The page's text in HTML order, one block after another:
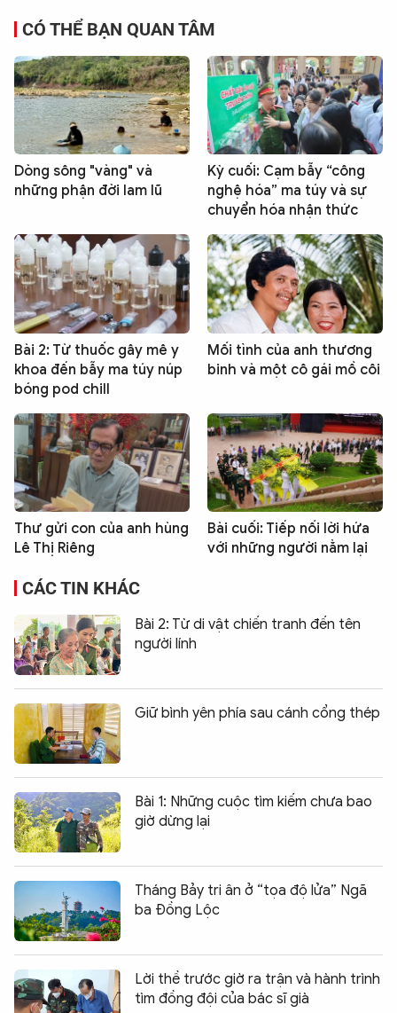
CÓ THỂ BẠN QUAN TÂM
Dòng sông "vàng" và
những phận đời lam lũ
Kỳ cuối: Cạm bẫy “công
nghệ hóa” ma túy và sự
chuyển hóa nhận thức
Bài 2: Từ thuốc gây mê y
khoa đến bẫy ma túy núp
bóng pod chill
Mối tình của anh thương
binh và một cô gái mồ côi
Thư gửi con của anh hùng
Lê Thị Riêng
Bài cuối: Tiếp nối lời hứa
với những người nằm lại
CÁC TIN KHÁC
Bài 2: Từ di vật chiến tranh đến tên
người lính
Giữ bình yên phía sau cánh cổng thép
Bài 1: Những cuộc tìm kiếm chưa bao
giờ dừng lại
Tháng Bảy tri ân ở “tọa độ lửa” Ngã
ba Đồng Lộc
Lời thề trước giờ ra trận và hành trình
tìm đồng đội của bác sĩ già